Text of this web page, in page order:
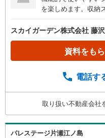
を楽しめます。収納
ており、防犯性が高
スカイガーデン株式会社 藤
資料をも
電話す
取り扱い不動産会社
パレステージ片瀬江ノ島